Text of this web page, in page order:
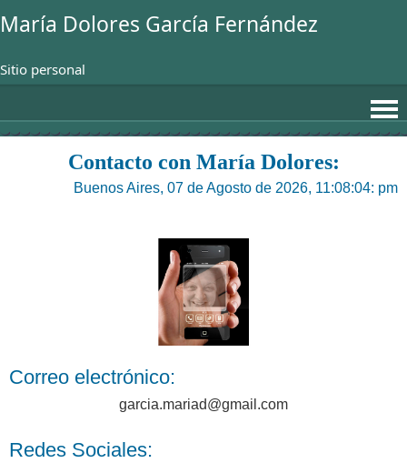
María Dolores García Fernández
Sitio personal
Contacto con María Dolores:
Buenos Aires, 07 de Agosto de 2026, 11:08:04: pm
Correo electrónico:
garcia.mariad@gmail.com
Redes Sociales: